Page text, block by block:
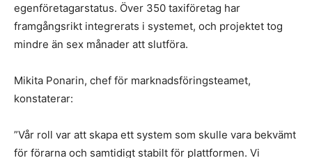
egenföretagarstatus. Över 350 taxiföretag har
framgångsrikt integrerats i systemet, och projektet tog
mindre än sex månader att slutföra.
Mikita Ponarin, chef för marknadsföringsteamet,
konstaterar:
”Vår roll var att skapa ett system som skulle vara bekvämt
för förarna och samtidigt stabilt för plattformen. Vi